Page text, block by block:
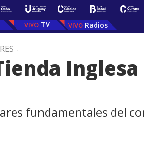
TV Radios
.
Inglesa
fundamentales del